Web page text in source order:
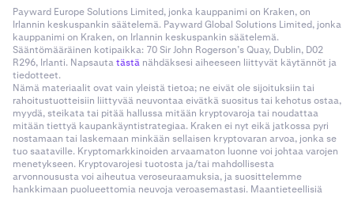
DOG 2 500 000
DOGE 30000000
DOT 350000
DYDX 200000
Payward Europe Solutions Limited, jonka kauppanimi on Kraken, on
Irlannin keskuspankin säätelemä. Payward Global Solutions Limited, jonka
kauppanimi on Kraken, on Irlannin keskuspankin säätelemä.
Sääntömääräinen kotipaikka: 70 Sir John Rogerson’s Quay, Dublin, D02
R296, Irlanti. Napsautatästä nähdäksesi aiheeseen liittyvät käytännöt ja
tiedotteet.
Nämä materiaalit ovat vain yleistä tietoa; ne eivät ole sijoituksiin tai
rahoitustuotteisiin liittyvää neuvontaa eivätkä suositus tai kehotus ostaa,
myydä, steikata tai pitää hallussa mitään kryptovaroja tai noudattaa
mitään tiettyä kaupankäyntistrategiaa. Kraken ei nyt eikä jatkossa pyri
nostamaan tai laskemaan minkään sellaisen kryptovaran arvoa, jonka se
tuo saataville. Kryptomarkkinoiden arvaamaton luonne voi johtaa varojen
menetykseen. Kryptovarojesi tuotosta ja/tai mahdollisesta
arvonnoususta voi aiheutua veroseuraamuksia, ja suosittelemme
hankkimaan puolueettomia neuvoja veroasemastasi. Maantieteellisiä